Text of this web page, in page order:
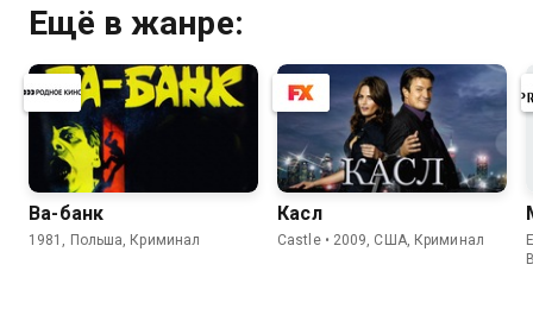
Ещё в жанре:
Ва-банк
1981, Польша, Криминал
Касл
Castle • 2009, США, Криминал